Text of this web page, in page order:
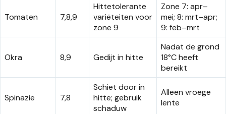
Tomaten 7,8,9
Hittetolerante
variëteiten voor
zone 9
Zone 7: apr–
mei; 8: mrt–apr;
9: feb–mrt
Okra 8,9 Gedijt in hitte
Nadat de grond
18°C heeft
bereikt
Spinazie 7,8
Schiet door in
hitte; gebruik
schaduw
Alleen vroege
lente